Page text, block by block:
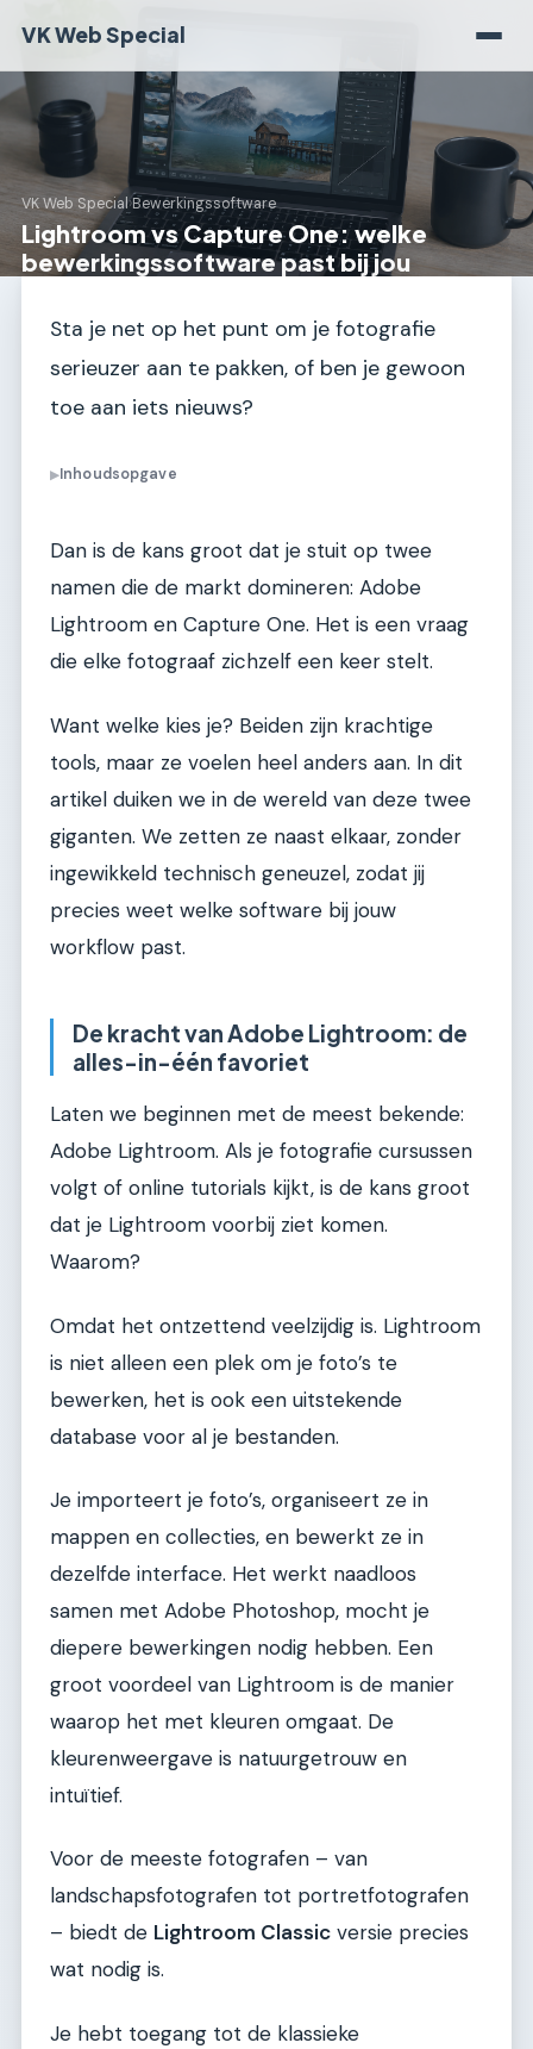
VK Web Special
VK Web Special›Bewerkingssoftware
Lightroom vs Capture One: welke
bewerkingssoftware past bij jou
Sta je net op het punt om je fotografie
serieuzer aan te pakken, of ben je gewoon
toe aan iets nieuws?
▶Inhoudsopgave
Dan is de kans groot dat je stuit op twee
namen die de markt domineren: Adobe
Lightroom en Capture One. Het is een vraag
die elke fotograaf zichzelf een keer stelt.
Want welke kies je? Beiden zijn krachtige
tools, maar ze voelen heel anders aan. In dit
artikel duiken we in de wereld van deze twee
giganten. We zetten ze naast elkaar, zonder
ingewikkeld technisch geneuzel, zodat jij
precies weet welke software bij jouw
workflow past.
De kracht van Adobe Lightroom: de
alles-in-één favoriet
Laten we beginnen met de meest bekende:
Adobe Lightroom. Als je fotografie cursussen
volgt of online tutorials kijkt, is de kans groot
dat je Lightroom voorbij ziet komen.
Waarom?
Omdat het ontzettend veelzijdig is. Lightroom
is niet alleen een plek om je foto’s te
bewerken, het is ook een uitstekende
database voor al je bestanden.
Je importeert je foto’s, organiseert ze in
mappen en collecties, en bewerkt ze in
dezelfde interface. Het werkt naadloos
samen met Adobe Photoshop, mocht je
diepere bewerkingen nodig hebben. Een
groot voordeel van Lightroom is de manier
waarop het met kleuren omgaat. De
kleurenweergave is natuurgetrouw en
intuïtief.
Voor de meeste fotografen – van
landschapsfotografen tot portretfotografen
– biedt de Lightroom Classic versie precies
wat nodig is.
Je hebt toegang tot de klassieke